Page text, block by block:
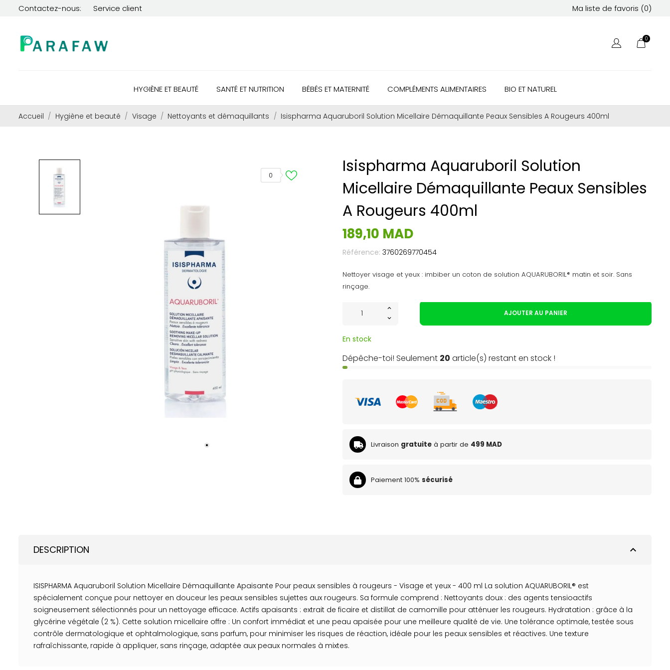
Contactez-nous: Service client Ma liste de favoris (0)
0
HYGIÈNE ET BEAUTÉ SANTÉ ET NUTRITION BÉBÉS ET MATERNITÉ COMPLÉMENTS ALIMENTAIRES BIO ET NATUREL
Accueil Hygiène et beauté Visage Nettoyants et démaquillants Isispharma Aquaruboril Solution Micellaire Démaquillante Peaux Sensibles A Rougeurs 400ml
0
Isispharma Aquaruboril Solution
Micellaire Démaquillante Peaux Sensibles
A Rougeurs 400ml
189,10 MAD
Référence: 3760269770454
Nettoyer visage et yeux : imbiber un coton de solution AQUARUBORIL® matin et soir. Sans
rinçage.
AJOUTER AU PANIER
En stock
Dépêche-toi! Seulement 20 article(s) restant en stock !
Livraison gratuite à partir de 499 MAD
Paiement 100% sécurisé
expand_less
DESCRIPTION
ISISPHARMA Aquaruboril Solution Micellaire Démaquillante Apaisante Pour peaux sensibles à rougeurs - Visage et yeux - 400 ml La solution AQUARUBORIL® est
spécialement conçue pour nettoyer en douceur les peaux sensibles sujettes aux rougeurs. Sa formule comprend : Nettoyants doux : des agents tensioactifs
soigneusement sélectionnés pour un nettoyage efficace. Actifs apaisants : extrait de ficaire et distillat de camomille pour atténuer les rougeurs. Hydratation : grâce à la
glycérine végétale (2 %). Cette solution micellaire offre : Un confort immédiat et une peau apaisée pour une meilleure qualité de vie. Une tolérance optimale, testée sous
contrôle dermatologique et ophtalmologique, sans parfum, pour minimiser les risques de réaction, idéale pour les peaux sensibles et réactives. Une texture
rafraîchissante, rapide à appliquer, sans rinçage, adaptée aux peaux normales à mixtes.